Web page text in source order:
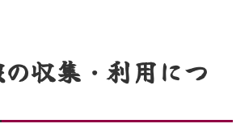
収集・利用につ